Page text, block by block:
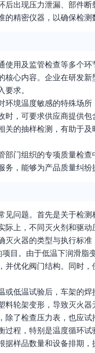
出现压力泄漏、部件
精密仪器，以确保检测
用及监管检查等多个
心内容。企业在研发
求。
境温度敏感的特殊场
，可要求供应商提供包
的抽样检测，有助于
门组织的专项质量检
，能够为产品质量纠纷
问题。首先是关于检
上，不同灭火剂和驱
火器的类型与执行标准
目。由于低温下润滑
优化阀门结构。同时
低温试验后，车架的焊
轮架变形，导致灭火
了检查压力表，也应试
程，特别是温度循环
样品数量和设备排期，